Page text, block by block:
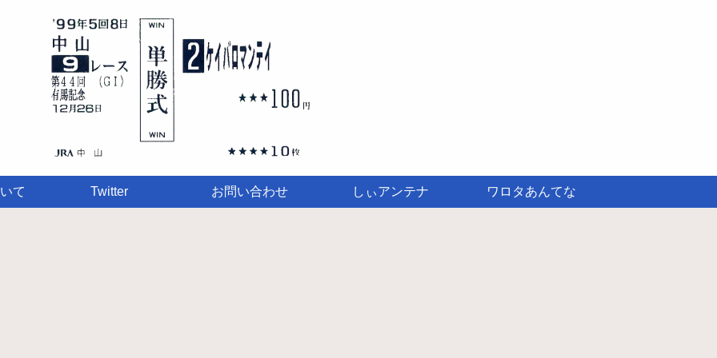
て Twitter お問い合わせ しぃアンテナ ワロタあんてな